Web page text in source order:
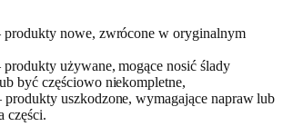
produkty nowe, zwrócone w oryginalnym
używane, mogące nosić ślady
być częściowo niekompletne,
produkty uszkodzone, wymagające napraw lub
części.